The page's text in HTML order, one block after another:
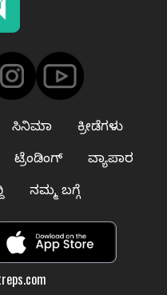
ಸಿನಿಮಾ
ಕ್ರೀಡೆಗಳು
ಟ್ರೆಂಡಿಂಗ್
ವ್ಯಾಪಾರ
ನಮ್ಮ ಬಗ್ಗೆ